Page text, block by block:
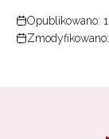
Opublikowano: